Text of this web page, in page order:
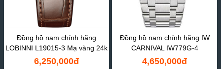
Đồng hồ nam chính hãng
LOBINNI L19015-3 Mạ vàng 24k
6,250,000đ
Đồng hồ nam chính hãng IW
CARNIVAL IW779G-4
4,650,000đ